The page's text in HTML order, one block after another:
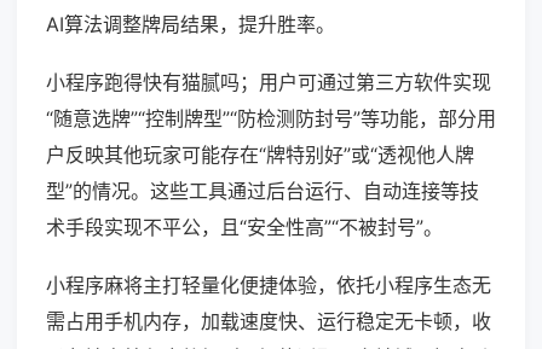
AI算法调整牌局结果，提升胜率。
小程序跑得快有猫腻吗；用户可通过第三方软件实现
“随意选牌”“控制牌型”“防检测防封号”等功能，部分用
户反映其他玩家可能存在“牌特别好”或“透视他人牌
型”的情况。这些工具通过后台运行、自动连接等技
术手段实现不平公，且“安全性高”“不被封号”。
小程序麻将主打轻量化便捷体验，依托小程序生态无
需占用手机内存，加载速度快、运行稳定无卡顿，收